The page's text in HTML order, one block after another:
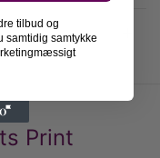
Print
tilbud og
samtidig samtykke